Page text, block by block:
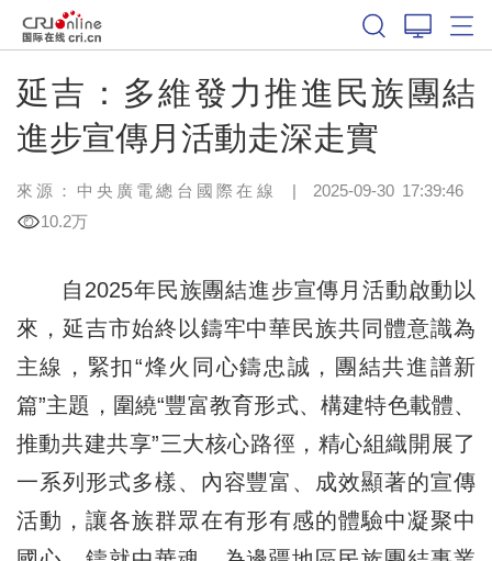
延吉：多維發力推進民族團結
進步宣傳月活動走深走實
來源：中央廣電總台國際在線 | 2025-09-30 17:39:46
10.2万
自2025年民族團結進步宣傳月活動啟動以
來，延吉市始終以鑄牢中華民族共同體意識為
主線，緊扣“烽火同心鑄忠誠，團結共進譜新
篇”主題，圍繞“豐富教育形式、構建特色載體、
推動共建共享”三大核心路徑，精心組織開展了
一系列形式多樣、內容豐富、成效顯著的宣傳
活動，讓各族群眾在有形有感的體驗中凝聚中